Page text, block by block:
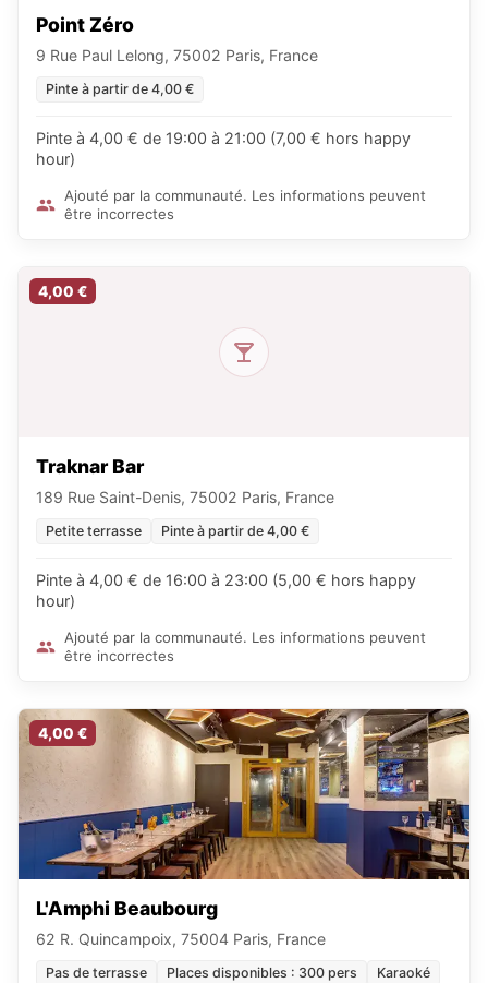
Point Zéro
9 Rue Paul Lelong, 75002 Paris, France
Pinte à partir de 4,00 €
Pinte à 4,00 € de 19:00 à 21:00 (7,00 € hors happy
hour)
Ajouté par la communauté. Les informations peuvent
être incorrectes
4,00 €
Traknar Bar
189 Rue Saint-Denis, 75002 Paris, France
Petite terrasse Pinte à partir de 4,00 €
Pinte à 4,00 € de 16:00 à 23:00 (5,00 € hors happy
hour)
Ajouté par la communauté. Les informations peuvent
être incorrectes
4,00 €
L'Amphi Beaubourg
62 R. Quincampoix, 75004 Paris, France
Pas de terrasse Places disponibles : 300 pers
Karaoké